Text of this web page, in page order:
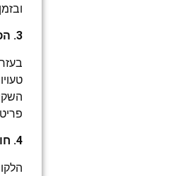
3. הפחתת טעויות אנוש
4. חווית שירות משודרגת